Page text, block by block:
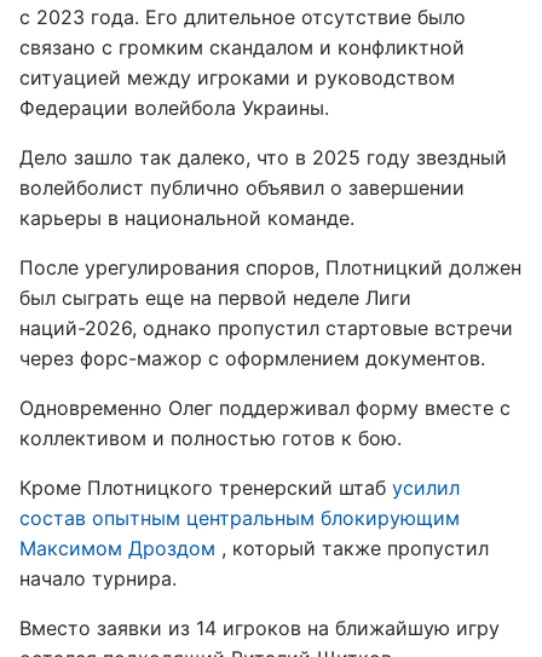
с 2023 года. Его длительное отсутствие было
связано с громким скандалом и конфликтной
ситуацией между игроками и руководством
Федерации волейбола Украины.
Дело зашло так далеко, что в 2025 году звездный
волейболист публично объявил о завершении
карьеры в национальной команде.
После урегулирования споров, Плотницкий должен
был сыграть еще на первой неделе Лиги
наций-2026, однако пропустил стартовые встречи
через форс-мажор с оформлением документов.
Одновременно Олег поддерживал форму вместе с
коллективом и полностью готов к бою.
Кроме Плотницкого тренерский штаб усилил
состав опытным центральным блокирующим
Максимом Дроздом , который также пропустил
начало турнира.
Вместо заявки из 14 игроков на ближайшую игру